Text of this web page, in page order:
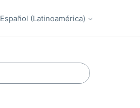
Español (Latinoamérica)